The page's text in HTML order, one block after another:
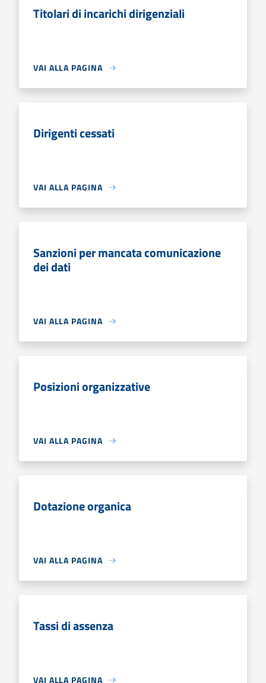
Titolari di incarichi dirigenziali
VAI ALLA PAGINA
Dirigenti cessati
VAI ALLA PAGINA
Sanzioni per mancata comunicazione
dei dati
VAI ALLA PAGINA
Posizioni organizzative
VAI ALLA PAGINA
Dotazione organica
VAI ALLA PAGINA
Tassi di assenza
VAI ALLA PAGINA